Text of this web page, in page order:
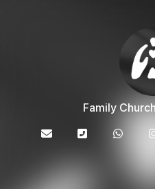
Family